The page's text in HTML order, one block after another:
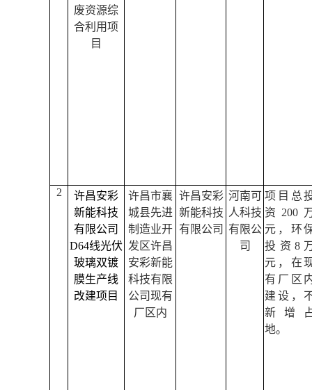
废资源综
合利用项
目
2
许昌安彩
新能科技
有限公司
D64线光伏
玻璃双镀
膜生产线
改建项目
许昌市襄
城县先进
制造业开
发区许昌
安彩新能
科技有限
公司现有
厂区内
许昌安彩
新能科技
有限公司
河南可
人科技
有限公
司
项目总
资 200
元，环
投资 8
元 ，在
有厂区
建设，
新增
地。